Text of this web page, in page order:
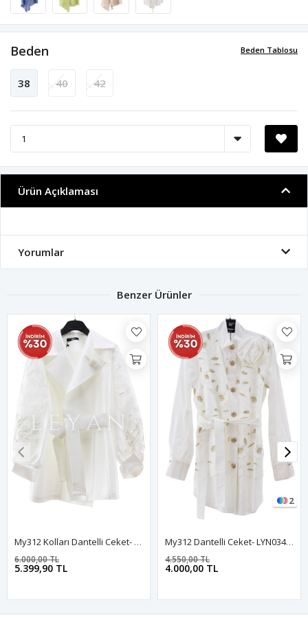
Beden Tablosu
Beden
38 40 42
Ürün Açıklaması
Yorumlar
Benzer Ürünler
My312 Kolları Dantelli Ceket- LYN03563 Ekru
5.399,90 TL
6.000,00 TL
2
My312 Dantelli Ceket- LYN03446 Ekru
4.000,00 TL
4.550,00 TL